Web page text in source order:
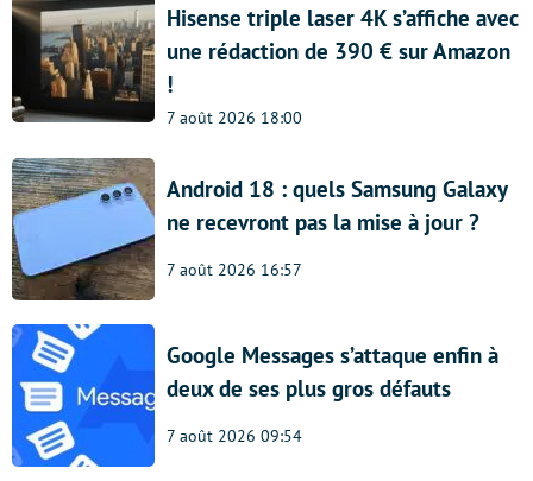
Hisense triple laser 4K s’affiche avec
une rédaction de 390 € sur Amazon
!
7 août 2026 18:00
Android 18 : quels Samsung Galaxy
ne recevront pas la mise à jour ?
7 août 2026 16:57
Google Messages s’attaque enfin à
deux de ses plus gros défauts
7 août 2026 09:54